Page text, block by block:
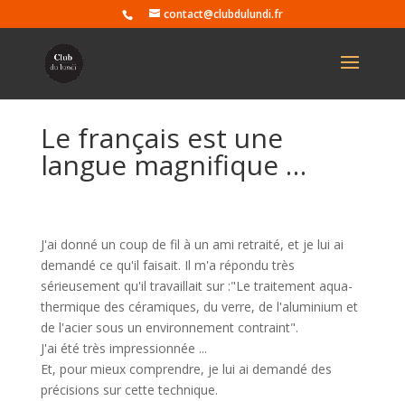
contact@clubdulundi.fr
Le français est une
langue magnifique …
J'ai donné un coup de fil à un ami retraité, et je lui ai
demandé ce qu'il faisait. Il m'a répondu très
sérieusement qu'il travaillait sur :"Le traitement aqua-
thermique des céramiques, du verre, de l'aluminium et
de l'acier sous un environnement contraint".
J'ai été très impressionnée ...
Et, pour mieux comprendre, je lui ai demandé des
précisions sur cette technique.